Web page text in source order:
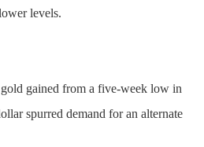
levels.
gained from a five-week low in
spurred demand for an alternate